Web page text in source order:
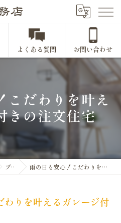
よくある質問 お問い合わせ
こだわりを叶え
きの注文住宅
ブログ 雨の日も安心！こだわりを叶えるガレージ付きの注文住宅
わりを叶えるガレージ付